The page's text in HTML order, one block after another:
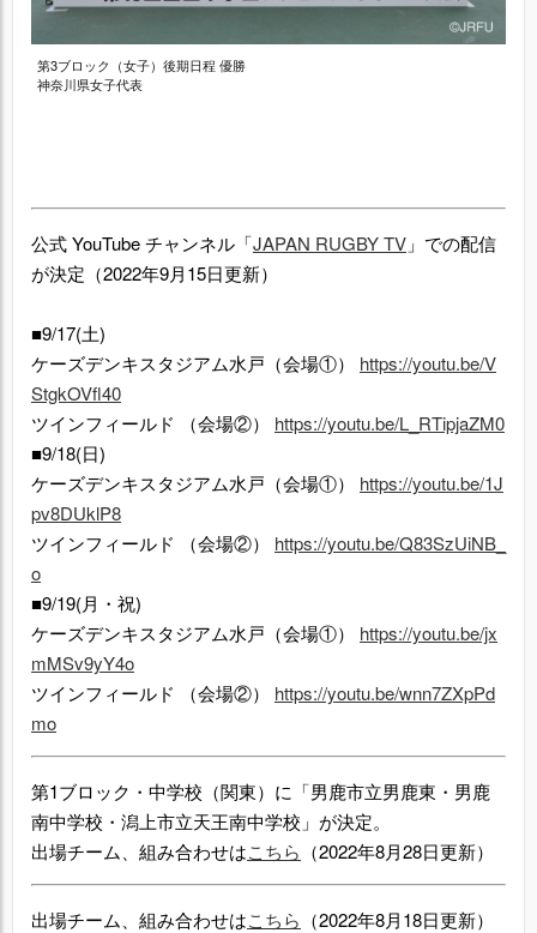
第3ブロック（女子）後期日程 優勝
神奈川県女子代表
公式 YouTube チャンネル「JAPAN RUGBY TV 」での配信
が決定 （2022年9月15日更新）
■9/17(土)
ケーズデンキスタジアム水戸（会場①） https://youtu.be/V
StgkOVfl40
ツインフィールド （会場②） https://youtu.be/L_RTipjaZM0
■9/18(日)
ケーズデンキスタジアム水戸（会場①） https://youtu.be/1J
pv8DUklP8
ツインフィールド （会場②） https://youtu.be/Q83SzUiNB_
o
■9/19(月・祝)
ケーズデンキスタジアム水戸（会場①） https://youtu.be/jx
mMSv9yY4o
ツインフィールド （会場②） https://youtu.be/wnn7ZXpPd
mo
第1ブロック・中学校（関東）に「男鹿市立男鹿東・男鹿
南中学校・潟上市立天王南中学校」が決定。
出場チーム、組み合わせはこちら （2022年8月28日更新）
出場チーム、組み合わせはこちら （2022年8月18日更新）